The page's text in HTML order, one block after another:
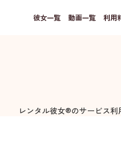
彼女一覧 動画一覧 利用
レンタル彼女®のサービス利